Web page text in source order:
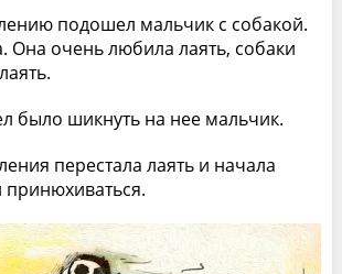
подошел мальчик с собакой.
Она очень любила лаять, собаки
было шикнуть на нее мальчик.
перестала лаять и начала
принюхиваться.